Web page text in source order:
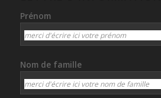
Prénom
Nom de famille